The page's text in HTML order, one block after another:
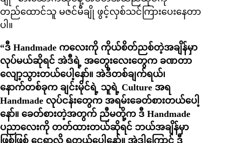
တည်ထောင်သူ မဇင်မီချို ဖွင့်လှစ်သင်ကြားပေးနေတာ
ပါ။
“ဒီ Handmade ကလေးကို ကိုယ်စိတ်ညစ်တဲ့အချိန်မှာ
လုပ်မယ်ဆိုရင် အဲဒီရဲ့ အတွေးလေးတွေက ခဏတာ
လျော့သွားတယ်ပေါ့နော်။ အဲဒီတစ်ချက်ရယ်၊
နောက်တစ်ခုက ချင်းမိုင်ရဲ့ သူရဲ့ Culture အရ
Handmade လုပ်ငန်းတွေက အရမ်းခေတ်စားတယ်ပေါ့
နော်။ ခေတ်စားတဲ့အတွက် ညီမတို့က ဒီ Handmade
ပညာလေးကို တတ်ထားတယ်ဆိုရင် ဘယ်အချိန်မှာ
ဖြစ်ဖြစ် ငွေရှာလို့ ရတယ်ပေါ့နော်။ အဲဒါကြောင့် ဒီ